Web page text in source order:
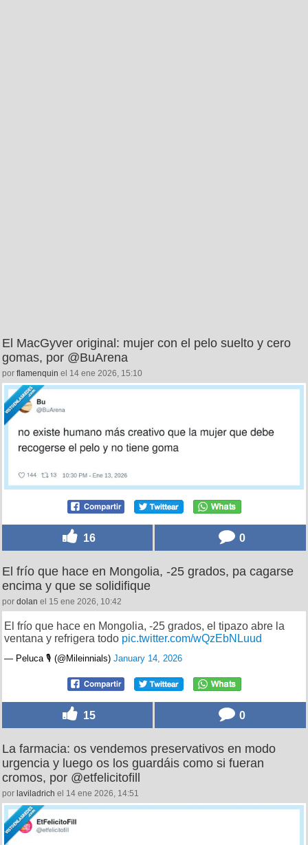
El MacGyver original: mujer con el pelo suelto y cero
gomas, por @BuArena
por flamenquin el 14 ene 2026, 15:10
16 0
El frío que hace en Mongolia, -25 grados, pa cagarse
encima y que se solidifique
por dolan el 15 ene 2026, 10:42
El frío que hace en Mongolia, -25 grados, el tipazo abre la
ventana y refrigera todo pic.twitter.com/wQzEbNLuud
— Peluca 🎙️ (@Mileinnials) January 14, 2026
15 0
La farmacia: os vendemos preservativos en modo
urgencia y luego os los guardáis como si fueran
cromos, por @etfelicitofill
por laviladrich el 14 ene 2026, 14:51